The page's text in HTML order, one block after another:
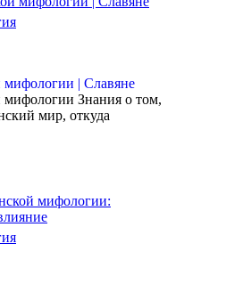
мифологии | Славяне
мифологии Знания о том,
мир, откуда